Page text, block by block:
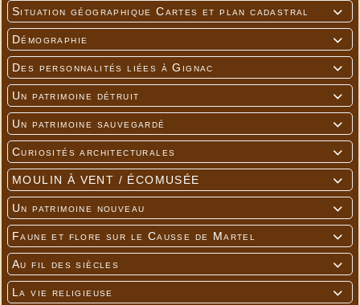

Situation géographique Cartes et plan cadastral

Démographie

Des personnalités liées à Gignac

Un patrimoine détruit

Un patrimoine sauvegardé

Curiosités architecturales

MOULIN À VENT / ÉCOMUSÉE

Un patrimoine nouveau

Faune et flore sur le Causse de Martel

Au fil des siècles

La vie religieuse